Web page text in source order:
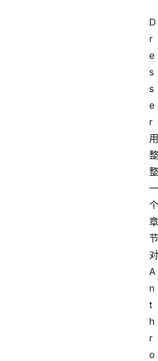
D
r
e
s
s
e
r
用
整
整
一
个
章
节
对
A
n
t
h
r
o